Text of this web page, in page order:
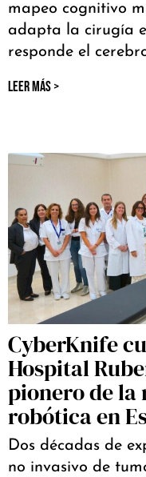
mapeo cognitivo
adapta la cirugía
responde el
LEER MÁS >
CyberKnife
Hospital
pionero de
robótica en
Dos décadas de
no invasivo de